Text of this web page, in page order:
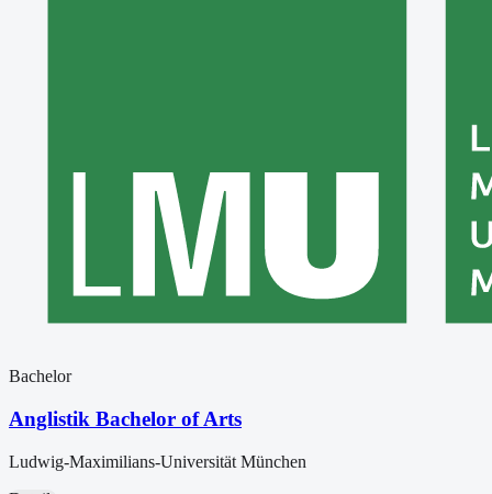
Bachelor
Anglistik Bachelor of Arts
Ludwig-Maximilians-Universität München